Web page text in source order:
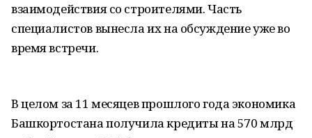
взаимодействия со строителями. Часть
специалистов вынесла их на обсуждение уже во
время встречи.
В целом за 11 месяцев прошлого года экономика
Башкортостана получила кредиты на 570 млрд